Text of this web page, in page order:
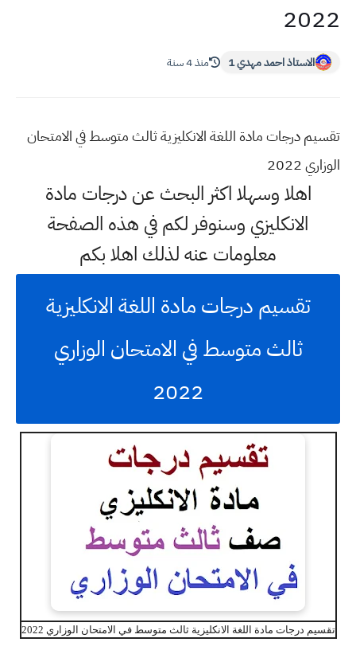
2022
الاستاذ احمد مهدي 1 منذ 4 سنة
تقسيم درجات مادة اللغة الانكليزية ثالث متوسط في الامتحان
الوزاري 2022
اهلا وسهلا اكثر البحث عن درجات مادة
الانكليزي وسنوفر لكم في هذه الصفحة
معلومات عنه لذلك اهلا بكم
تقسيم درجات مادة اللغة الانكليزية
ثالث متوسط في الامتحان الوزاري
2022
تقسيم درجات مادة اللغة الانكليزية ثالث متوسط في الامتحان الوزاري 2022